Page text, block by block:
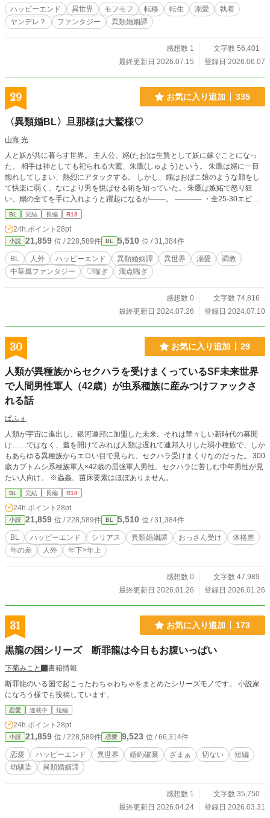
ぇ、何でもするから......他の男の所なんて 行かないで。ずっ
とずっと、僕のことだけ 考えててよ.....」 ほんのりヤンデレ
（？？？）もふもふヒーロー ✖️ おとなしそうに見えて 芯のあ
を固くお断りいたします。（Do not reupload / use my writing
ハッピーエンド 異世界 モフモフ 転移 転生 溺愛
執着
ヤンデレ？
ファンタジー 異類婚姻譚
感想数 1
文字数 56,401
最終更新日 2026.07.15
登録日 2026.06.07
29 お気に入り追加 335
〈異類婚BL〉旦那様は大鷲様♡
山海 光
人と妖が共に暮らす世界。 主人公、嫋(たお)は生贄として妖に嫁ぐことになっ
た。 相手は神としても祀られる大鷲、朱鷹(しゅよう)という。 朱鷹は嫋に一目
惚れしてしまい、熱烈にアタックする。 しかし、嫋はおぼこ娘のような顔をし
て快楽に弱く、なにより男を悦ばせる術を知っていた。 朱鷹は嫉妬で怒り狂
い、嫋の全てを手に入れようと躍起になるが───。 ───── ・全25-30エピ、
妖編、後宮編を想定してます ・支配欲と執着心強い人外攻め×被征服欲強いけど
執着心薄い生贄受け ・アホエロとシリアスの往復 ・攻め複数(最後は一人) ・人
を食う描写、ショタおに、無理やり、受けの道具扱い、受けの母性に縋る攻めた
ち 短編の「旦那様と楽しい子作り♡」から連載にしたものです。キャラの過去
を若干変えてます pixiv・ムーンライトノベルズにも試験的に載せてます
BL 完結 長編 R18
24h.ポイント 28pt
小説 21,859 位 / 228,589件 BL 5,510 位 / 31,384件
BL 人外 ハッピーエンド 異類婚姻譚 異世界 溺愛
調教
中華風ファンタジー
♡喘ぎ 濁点喘ぎ
感想数 0
文字数 74,816
最終更新日 2024.07.26
登録日 2024.07.10
30 お気に入り追加 29
人類が異種族からセクハラを受けまくっているSF未来世界
で人間男性軍人（42歳）が虫系種族に産みつけファックさ
れる話
ぱふぇ
人類が宇宙に進出し、銀河連邦に加盟した未来。それは華々しい新時代の幕開
け……ではなく、蓋を開けてみれば人類は遅れて連邦入りした弱小種族で、しか
もあらゆる異種族からエロい目で見られ、セクハラ受けまくりなのだった。 300
歳カブトムシ系種族軍人×42歳の屈強軍人男性。セクハラに苦しむ中年男性が見
たい人向け。 ※蟲姦、苗床要素はほぼありません。
BL 完結 長編 R18
24h.ポイント 28pt
小説 21,859 位 / 228,589件 BL 5,510 位 / 31,384件
BL ハッピーエンド シリアス 異類婚姻譚 おっさん受け
体格差
年の差
人外 年下×年上
感想数 0
文字数 47,989
最終更新日 2026.01.26
登録日 2026.01.26
31 お気に入り追加 173
黒龍の国シリーズ 断罪龍は今日もお腹いっぱい
下菊みこと
書籍情報
断罪龍のいる国で起こったわちゃわちゃをまとめたシリーズモノです。 小説家
になろう様でも投稿しています。
恋愛 連載中 短編
24h.ポイント 28pt
小説 21,859 位 / 228,589件 恋愛 9,523 位 / 66,314件
恋愛 ハッピーエンド 異世界 婚約破棄 ざまぁ 切ない
短編
幼馴染
異類婚姻譚
感想数 1
文字数 35,750
最終更新日 2026.04.24
登録日 2026.03.31